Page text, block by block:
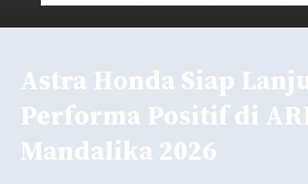
Astra Honda Siap
Performa Positif di
Mandalika 2026